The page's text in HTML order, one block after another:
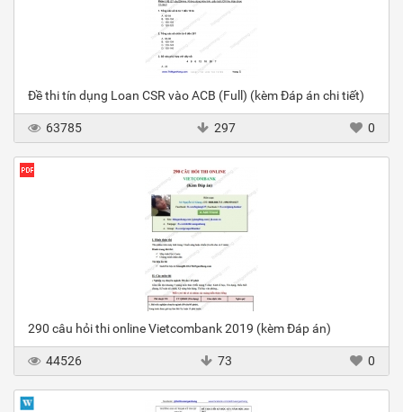
Đề thi tín dụng Loan CSR vào ACB (Full) (kèm Đáp án chi tiết)
63785 297 0
290 câu hỏi thi online Vietcombank 2019 (kèm Đáp án)
44526 73 0